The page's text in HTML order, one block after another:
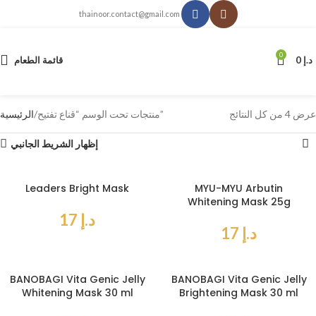
thainoor.contact@gmail.com
قائمة الطعام 0 د.إ
الرئيسية منتجات تحت الوسم “قناع تفتيح” عرض ⁦4⁩ من كل النتائج
إظهار الشريط الجانبي
Leaders Bright Mask
د.إ
MYU-MYU Arbutin
Whitening Mask 25g
د.إ
BANOBAGI Vita Genic Jelly
Whitening Mask 30 ml
BANOBAGI Vita Genic Jelly
Brightening Mask 30 ml